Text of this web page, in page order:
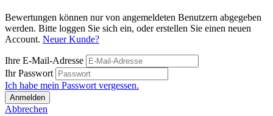
Bewertungen können nur von angemeldeten Benutzern abgegeben
werden. Bitte loggen Sie sich ein, oder erstellen Sie einen neuen
Account. Neuer Kunde?
Ihre E-Mail-Adresse
Ihr Passwort
Ich habe mein Passwort vergessen.
Anmelden
Abbrechen